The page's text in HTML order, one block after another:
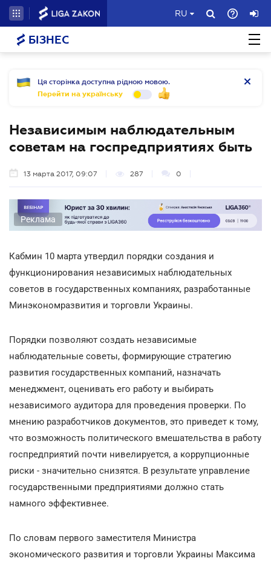
RU
БІЗНЕС
Ця сторінка доступна рідною мовою.
Перейти на українську
Независимым наблюдательным
советам на госпредприятиях быть
13 марта 2017, 09:07 287 0
Реклама
Кабмин 10 марта утвердил порядки создания и
функционирования независимых наблюдательных
советов в государственных компаниях, разработанные
Минэкономразвития и торговли Украины.
Порядки позволяют создать независимые
наблюдательные советы, формирующие стратегию
развития государственных компаний, назначать
менеджмент, оценивать его работу и выбирать
независимого аудитора для проведения проверки. По
мнению разработчиков документов, это приведет к тому,
что возможность политического вмешательства в работу
госпредприятий почти нивелируется, а коррупционные
риски - значительно снизятся. В результате управление
государственными предприятиями должно стать
намного эффективнее.
По словам первого заместителя Министра
экономического развития и торговли Украины Максима